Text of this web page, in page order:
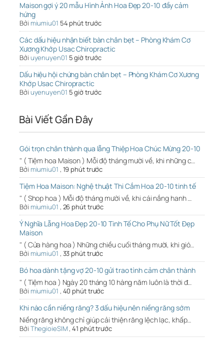
Maison gợi ý 20 mẫu Hình Ảnh Hoa Đẹp 20-10 đầy cảm
hứng
Bởi miumiu01 54 phút trước
Các dấu hiệu nhận biết bàn chân bẹt – Phòng Khám Cơ
Xương Khớp Usac Chiropractic
Bởi uyenuyen01 5 giờ trước
Dấu hiệu hội chứng bàn chân bẹt – Phòng Khám Cơ Xương
Khớp Usac Chiropractic
Bởi uyenuyen01 5 giờ trước
Bài Viết Gần Đây
Gói trọn chân thành qua lẵng Thiệp Hoa Chúc Mừng 20-10
" ( Tiệm hoa Maison ) Mỗi độ tháng mười về, khi những c…
Bởi miumiu01 , 19 phút trước
Tiệm Hoa Maison: Nghệ thuật Thi Cắm Hoa 20-10 tinh tế
" ( Shop hoa ) Mỗi độ tháng mười về, khi cái nắng hanh …
Bởi miumiu01 , 26 phút trước
Ý Nghĩa Lẵng Hoa Đẹp 20-10 Tinh Tế Cho Phụ Nữ Tốt Đẹp
Maison
" ( Cửa hàng hoa ) Những chiều cuối tháng mười, khi gió…
Bởi miumiu01 , 33 phút trước
Bó hoa dành tặng vợ 20-10 gửi trao tình cảm chân thành
" ( Tiệm hoa ) Ngày 20 tháng 10 hàng năm luôn là thời đ…
Bởi miumiu01 , 40 phút trước
Khi nào cần niềng răng? 3 dấu hiệu nên niềng răng sớm
Niềng răng không chỉ giúp cải thiện răng lệch lạc, khấp…
Bởi ThegioieSIM,41 phút trước